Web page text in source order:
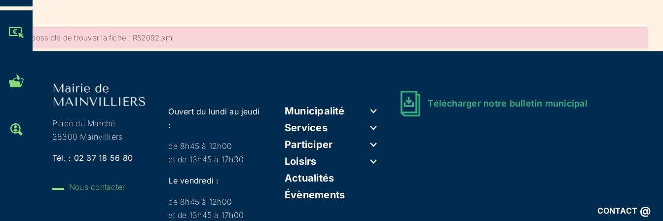
ADMINISTRATIVES
OFFRES D'EMPLOI
CONTACT @
Impossible de trouver la fiche : R52092.xml
Place du Marché
28300 Mainvilliers
Tél. : 02 37 18 56 80
Nous contacter
Ouvert du lundi au jeudi
:
de 8h45 à 12h00
et de 13h45 à 17h30
Le vendredi :
de 8h45 à 12h00
et de 13h45 à 17h00
Municipalité
Services
Participer
Loisirs
Actualités
Évènements
Télécharger notre bulletin municipal